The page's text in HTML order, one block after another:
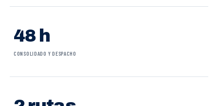
48 h
CONSOLIDADO Y DESPACHO